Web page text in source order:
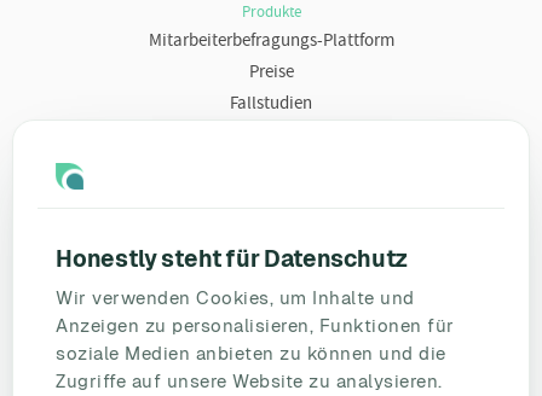
Honestly steht für Datenschutz
Wir verwenden Cookies, um Inhalte und
Anzeigen zu personalisieren, Funktionen für
soziale Medien anbieten zu können und die
Zugriffe auf unsere Website zu analysieren.
Produkte
Mitarbeiterbefragungs-Plattform
Preise
Fallstudien
Umfragevorlagen
Mitarbeiterbefragung
Mitarbeiterzufriedenheit
eNPS
Employee Engagement